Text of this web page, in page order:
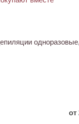
от